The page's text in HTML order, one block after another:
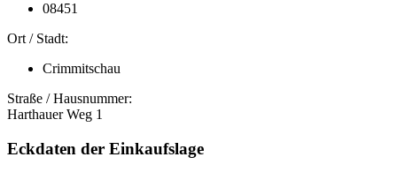
08451
Ort / Stadt:
Crimmitschau
Straße / Hausnummer:
Harthauer Weg 1
Eckdaten der Einkaufslage